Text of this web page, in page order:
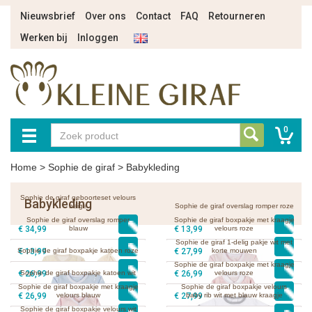
Nieuwsbrief Over ons Contact FAQ
Retourneren
Werken bij
Inloggen
0
Home > Sophie de giraf > Babykleding
Babykleding
Sophie de giraf geboorteset velours
beige
€ 34,99
Sophie de giraf overslag romper roze
€ 13,99
Sophie de giraf overslag romper
blauw
€ 13,99
Sophie de giraf boxpakje met kraagje
velours roze
€ 27,99
Sophie de giraf boxpakje katoen roze
€ 26,99
Sophie de giraf 1-delig pakje wit met
korte mouwen
€ 26,99
Sophie de giraf boxpakje katoen wit
€ 26,99
Sophie de giraf boxpakje met kraagje
velours roze
€ 27,99
Sophie de giraf boxpakje met kraagje
velours blauw
Sophie de giraf boxpakje velours
baby rib wit met blauw kraagje
sierrandje
Sophie de giraf boxpakje velours wit